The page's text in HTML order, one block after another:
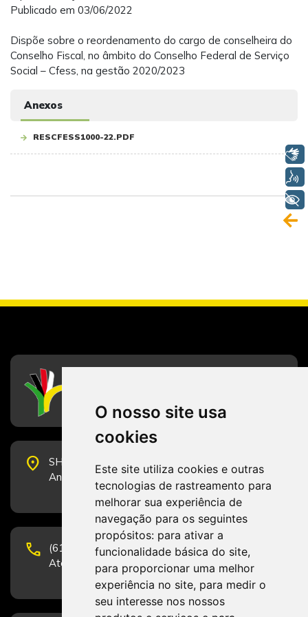
O nosso site usa
cookies
Este site utiliza cookies e outras
tecnologias de rastreamento para
melhorar sua experiência de
navegação para os seguintes
propósitos: para ativar a
funcionalidade básica do site,
para proporcionar uma melhor
experiência no site, para medir o
seu interesse nos nossos
Publicado em 03/06/2022
Dispõe sobre o reordenamento do cargo de conselheira do
Conselho Fiscal, no âmbito do Conselho Federal de Serviço
Social – Cfess, na gestão 2020/2023
Anexos
RESCFESS1000-22.PDF
place
SHS Quadra 6, Bloco E, Complexo Brasil 21, 20º
Andar, Sala 2001 - CEP 70322-915 - Brasília/DF
phone
(61) 3223-1652 e (61) 98131-3801.
Atendimento por telefone em horário comercial
Libras
+ Acessibilidade